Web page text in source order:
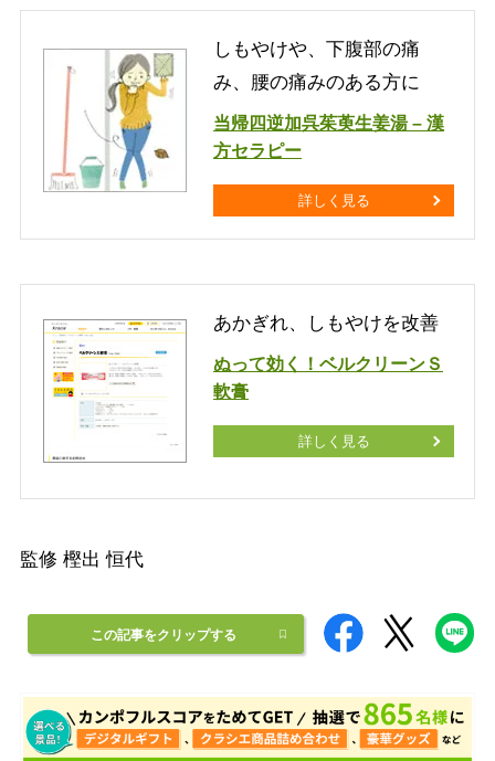
しもやけや、下腹部の痛
み、腰の痛みのある方に
当帰四逆加呉茱萸生姜湯 – 漢
方セラピー
詳しく見る
あかぎれ、しもやけを改善
ぬって効く！ベルクリーンＳ
軟膏
詳しく見る
監修 樫出 恒代
この記事をクリップする